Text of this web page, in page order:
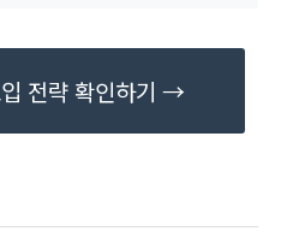
전략 확인하기 →